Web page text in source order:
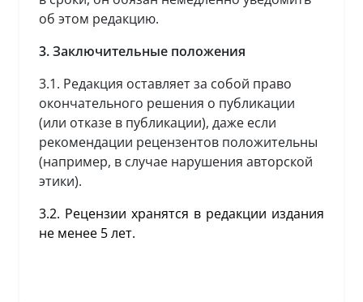
об этом редакцию.
3. Заключительные положения
3.1. Редакция оставляет за собой право
окончательного решения о публикации
(или отказе в публикации), даже если
рекомендации рецензентов положительны
(например, в случае нарушения авторской
этики).
3.2. Рецензии хранятся в редакции издания
не менее 5 лет.